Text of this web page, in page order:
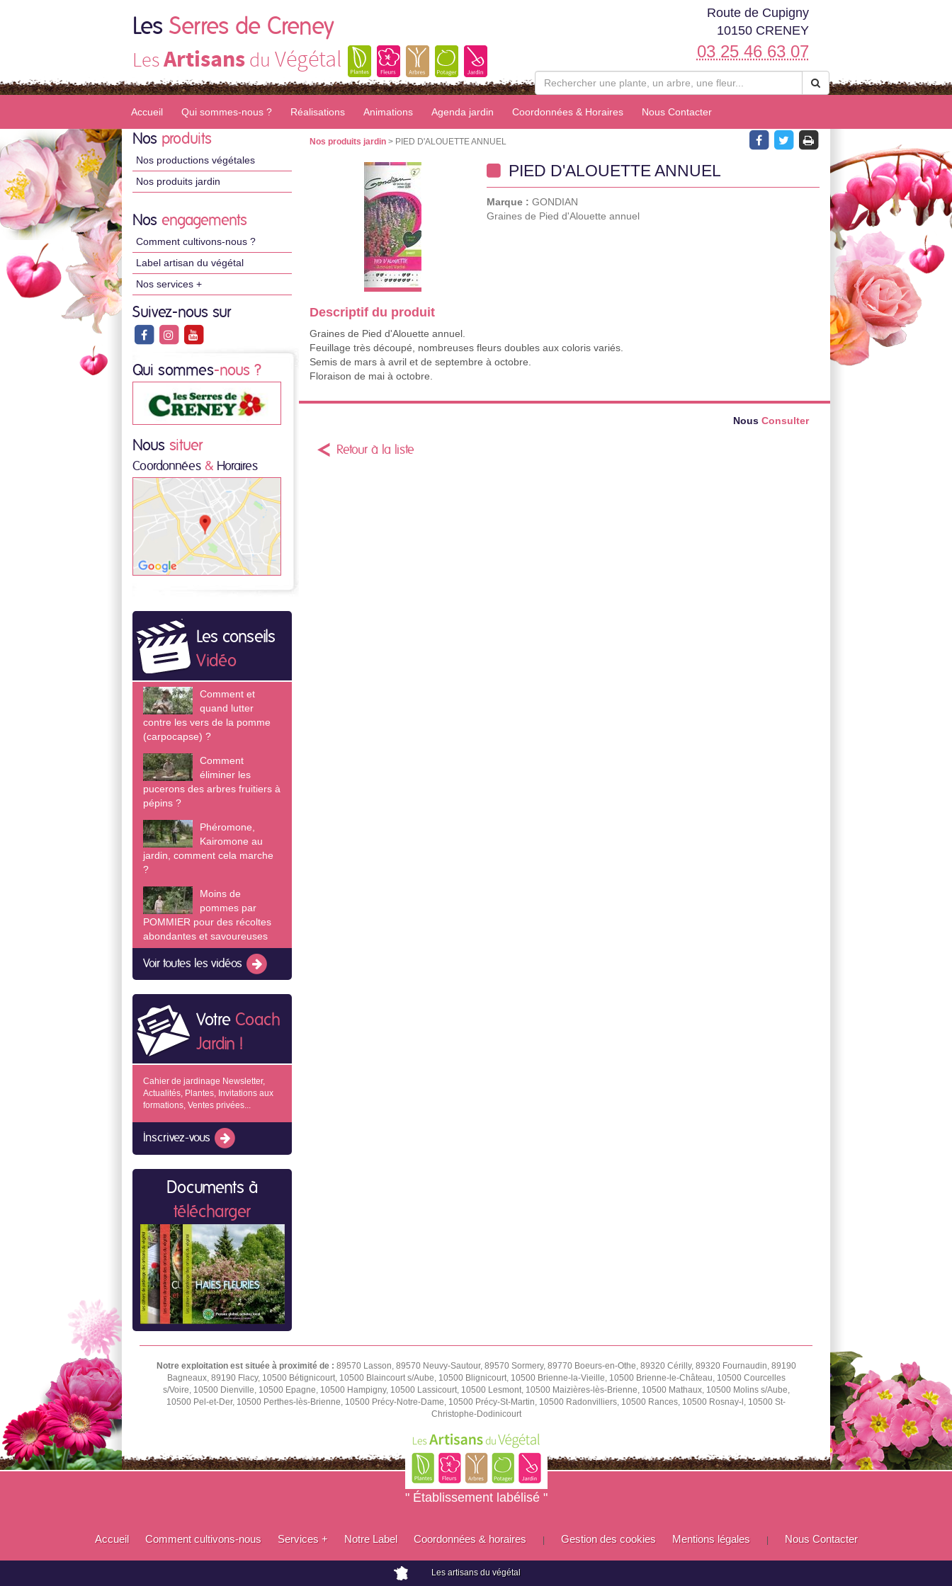
Les Serres de Creney
LesArtisans du Végétal
Route de Cupigny
10150 CRENEY
03 25 46 63 07
Accueil Qui sommes-nous ? Réalisations Animations Agenda jardin Coordonnées & Horaires Nous Contacter
Nos produits
Nos productions végétales
Nos produits jardin
Nos engagements
Comment cultivons-nous ?
Label artisan du végétal
Nos services +
Suivez-nous sur
Qui sommes-nous ?
Nous situer
Coordonnées & Horaires
Les conseils
Vidéo
Comment et
quand lutter
contre les vers de la pomme
(carpocapse) ?
Comment
éliminer les
pucerons des arbres fruitiers à
pépins ?
Phéromone,
Kairomone au
jardin, comment cela marche
?
Moins de
pommes par
POMMIER pour des récoltes
abondantes et savoureuses
Voir toutes les vidéos
Votre Coach
Jardin !
Cahier de jardinage Newsletter,
Actualités, Plantes, Invitations aux
formations, Ventes privées...
Inscrivez-vous
Documents à
télécharger
Nos produits jardin > PIED D'ALOUETTE ANNUEL
PIED D'ALOUETTE ANNUEL
Marque : GONDIAN
Graines de Pied d'Alouette annuel
Descriptif du produit
Graines de Pied d'Alouette annuel.
Feuillage très découpé, nombreuses fleurs doubles aux coloris variés.
Semis de mars à avril et de septembre à octobre.
Floraison de mai à octobre.
Nous Consulter
Retour à la liste
Notre exploitation est située à proximité de : 89570 Lasson, 89570 Neuvy-Sautour, 89570 Sormery, 89770 Boeurs-en-Othe, 89320 Cérilly, 89320 Fournaudin, 89190
Bagneaux, 89190 Flacy, 10500 Bétignicourt, 10500 Blaincourt s/Aube, 10500 Blignicourt, 10500 Brienne-la-Vieille, 10500 Brienne-le-Château, 10500 Courcelles
s/Voire, 10500 Dienville, 10500 Epagne, 10500 Hampigny, 10500 Lassicourt, 10500 Lesmont, 10500 Maizières-lès-Brienne, 10500 Mathaux, 10500 Molins s/Aube,
10500 Pel-et-Der, 10500 Perthes-lès-Brienne, 10500 Précy-Notre-Dame, 10500 Précy-St-Martin, 10500 Radonvilliers, 10500 Rances, 10500 Rosnay-l, 10500 St-
Christophe-Dodinicourt
" Établissement labélisé "
Accueil Comment cultivons-nous Services + Notre Label Coordonnées & horaires Gestion des cookies Mentions légales Nous Contacter
Les artisans du végétal